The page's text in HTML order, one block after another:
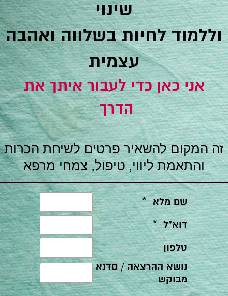
שינוי
וללמוד לחיות בשלווה ואהבה
עצמית
אני כאן כדי לעבור איתך את
הדרך
זה המקום להשאיר פרטים לשיחת הכרות
והתאמת ליווי, טיפול, צמחי מרפא